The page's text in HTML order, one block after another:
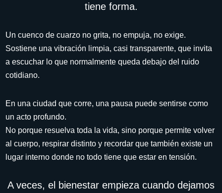
tiene forma.
Un cuenco de cuarzo no grita, no empuja, no exige.
Sostiene una vibración limpia, casi transparente, que invita
a escuchar lo que normalmente queda debajo del ruido
cotidiano.
En una ciudad que corre, una pausa puede sentirse como
un acto profundo.
No porque resuelva toda la vida, sino porque permite volver
al cuerpo, respirar distinto y recordar que también existe un
lugar interno donde no todo tiene que estar en tensión.
A veces, el bienestar empieza cuando dejamos